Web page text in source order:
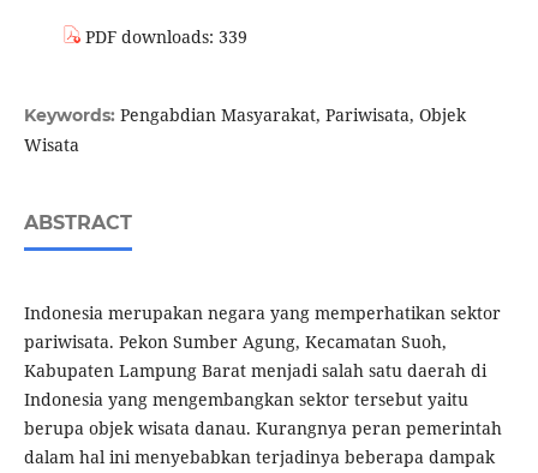
PDF downloads: 339
Keywords: Pengabdian Masyarakat, Pariwisata, Objek
Wisata
ABSTRACT
Indonesia merupakan negara yang memperhatikan sektor
pariwisata. Pekon Sumber Agung, Kecamatan Suoh,
Kabupaten Lampung Barat menjadi salah satu daerah di
Indonesia yang mengembangkan sektor tersebut yaitu
berupa objek wisata danau. Kurangnya peran pemerintah
dalam hal ini menyebabkan terjadinya beberapa dampak